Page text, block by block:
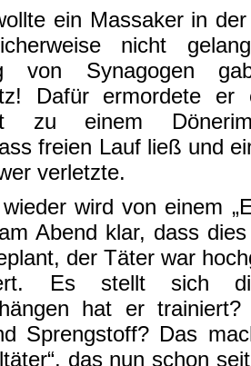
ein Massaker in
nicht
von Synagogen
Dafür ermordete
zu einem
freien Lauf ließ und
verletzte.
wird von einem
Abend klar, dass
der Täter war
Es stellt sich
hat er
Sprengstoff? Das
das nun schon